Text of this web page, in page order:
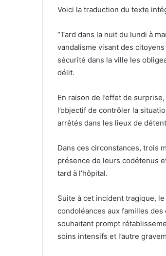
Voici la traduction du texte
“Tard dans la nuit du lundi à
vandalisme visant des
sécurité dans la ville les
délit.
En raison de l’effet de
l’objectif de contrôler la
arrêtés dans les lieux de
Dans ces circonstances, trois
présence de leurs codétenus
tard à l’hôpital.
Suite à cet incident tragique,
condoléances aux familles
souhaitant prompt
soins intensifs et l’autre